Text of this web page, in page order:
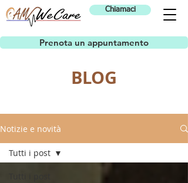
Chiamaci
Prenota un appuntamento
BLOG
Notizie e novità
Tutti i post